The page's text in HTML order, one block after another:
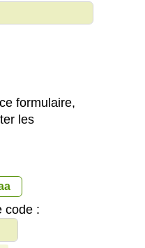
formulaire,
les
code :